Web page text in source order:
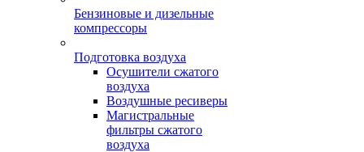
Бензиновые и дизельные
компрессоры
Подготовка воздуха
Осушители сжатого
воздуха
Воздушные ресиверы
Магистральные
фильтры сжатого
воздуха